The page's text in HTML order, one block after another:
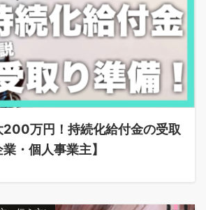
200万円！持続化給付金の受取
・個人事業主】